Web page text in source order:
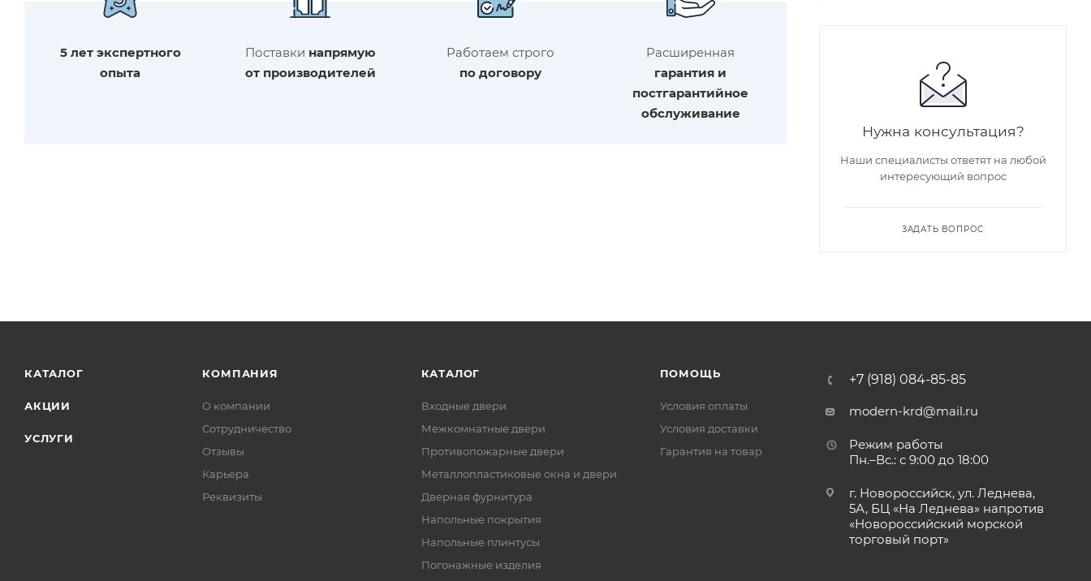
5 лет экспертного
опыта
Поставки напрямую
от производителей
Работаем строго
по договору
Расширенная
гарантия и
постгарантийное
обслуживание
Нужна консультация?
Наши специалисты ответят на любой
интересующий вопрос
ЗАДАТЬ ВОПРОС
КАТАЛОГ
АКЦИИ
УСЛУГИ
КОМПАНИЯ
О компании
Сотрудничество
Отзывы
Карьера
Реквизиты
КАТАЛОГ
Входные двери
Межкомнатные двери
Противопожарные двери
Металлопластиковые окна и двери
Дверная фурнитура
Напольные покрытия
Напольные плинтусы
Погонажные изделия
ПОМОЩЬ
Условия оплаты
Условия доставки
Гарантия на товар
+7 (918) 084-85-85
modern-krd@mail.ru
Режим работы
Пн.–Вс.: с 9:00 до 18:00
г. Новороссийск, ул. Леднева,
5А, БЦ «На Леднева» напротив
«Новороссийский морской
торговый порт»